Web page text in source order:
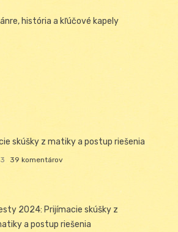
história a kľúčové kapely
skúšky z matiky a postup riešenia
39 komentárov
2024: Prijímacie skúšky z
a postup riešenia